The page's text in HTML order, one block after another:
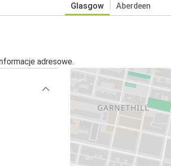
Glasgow Aberdeen
adresowe.